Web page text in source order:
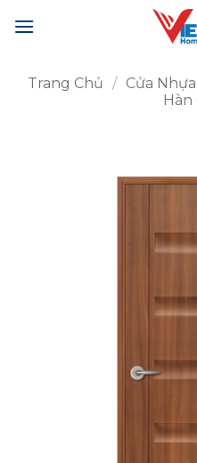
qua
dungTrang Chủ / Cửa
Hàn